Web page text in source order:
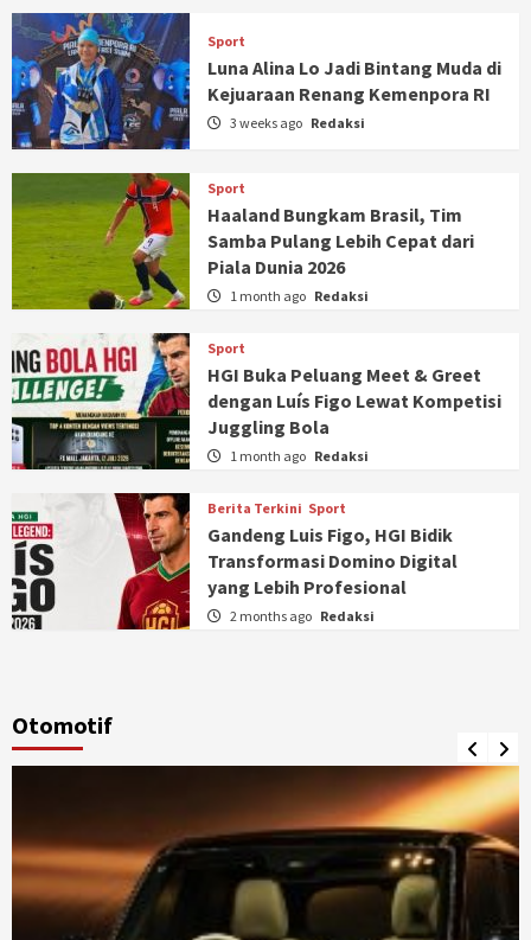
Sport
Luna Alina Lo Jadi Bintang Muda di
Kejuaraan Renang Kemenpora RI
3 weeks ago Redaksi
Sport
Haaland Bungkam Brasil, Tim
Samba Pulang Lebih Cepat dari
Piala Dunia 2026
1 month ago Redaksi
Sport
HGI Buka Peluang Meet & Greet
dengan Luís Figo Lewat Kompetisi
Juggling Bola
1 month ago Redaksi
Berita Terkini Sport
Gandeng Luis Figo, HGI Bidik
Transformasi Domino Digital
yang Lebih Profesional
2 months ago Redaksi
Otomotif